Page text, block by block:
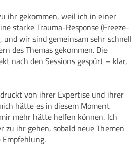
ihr gekommen, weil ich in einer
starke Trauma-Response (Freeze-
und wir sind gemeinsam sehr schnell
des Themas gekommen. Die
nach den Sessions gespürt – klar,
von ihrer Expertise und ihrer
hätte es in diesem Moment
mehr hätte helfen können. Ich
zu ihr gehen, sobald neue Themen